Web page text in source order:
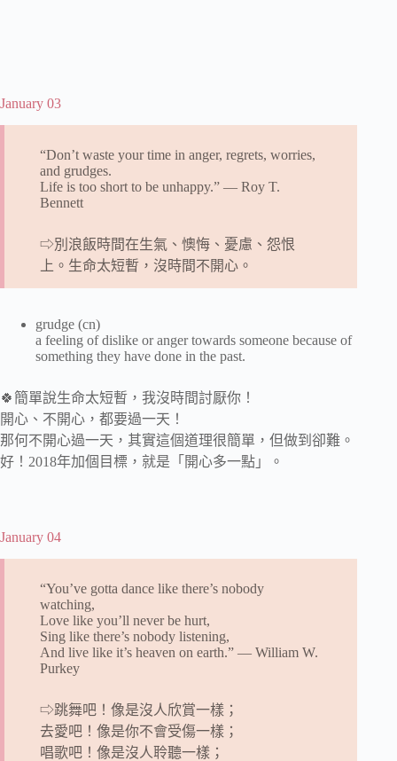
January 03
“Don’t waste your time in anger, regrets, worries,
and grudges.
Life is too short to be unhappy.” ― Roy T.
Bennett
⇨別浪飯時間在生氣、懊悔、憂慮、怨恨
上。生命太短暫，沒時間不開心。
grudge (cn)
a feeling of dislike or anger towards someone because of
something they have done in the past.
🍀簡單說生命太短暫，我沒時間討厭你！
開心、不開心，都要過一天！
那何不開心過一天，其實這個道理很簡單，但做到卻難。
好！2018年加個目標，就是「開心多一點」。
January 04
“You’ve gotta dance like there’s nobody
watching,
Love like you’ll never be hurt,
Sing like there’s nobody listening,
And live like it’s heaven on earth.” ― William W.
Purkey
⇨跳舞吧！像是沒人欣賞一樣；
去愛吧！像是你不會受傷一樣；
唱歌吧！像是沒人聆聽一樣；